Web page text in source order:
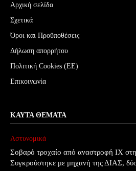
Αρχική σελίδα
Σχετικά
Όροι και Προϋποθέσεις
Δήλωση απορρήτου
Πολιτική Cookies (ΕΕ)
Επικοινωνία
ΚΑΥΤΆ ΘΈΜΑΤΑ
Αστυνομικά
Σοβαρό τροχαίο από αναστροφή ΙΧ
Συγκρούστηκε με μηχανή της ΔΙΑΣ, δύο